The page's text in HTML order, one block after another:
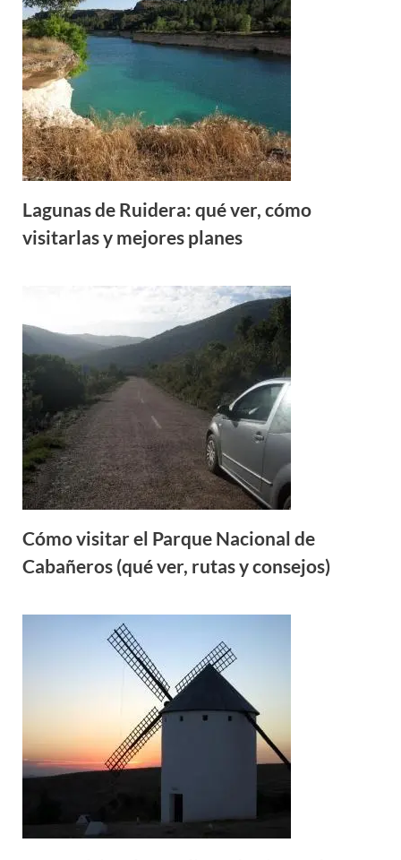
Lagunas de Ruidera: qué ver, cómo
visitarlas y mejores planes
Cómo visitar el Parque Nacional de
Cabañeros (qué ver, rutas y consejos)